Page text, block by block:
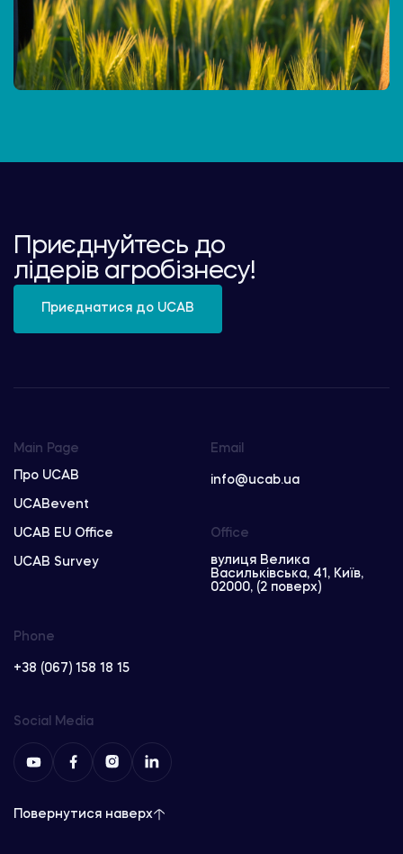
Приєднуйтесь до
лідерів агробізнесу!
Приєднатися до UCAB
Main Page
Про UCAB
UCABevent
UCAB EU Office
UCAB Survey
Email
info@ucab.ua
Phone
+38 (067) 158 18 15
Office
вулиця Велика
Васильківська, 41, Київ,
02000, (2 поверх)
Social Media
Повернутися наверх